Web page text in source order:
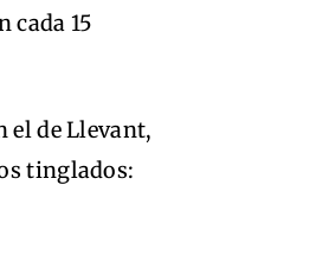
cada 15
el de Llevant,
tinglados: